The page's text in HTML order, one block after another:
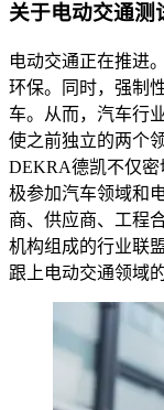
关于电动交通测
电动交通正在推进
环保。同时，强制
车。从而，汽车行
使之前独立的两个
DEKRA德凯不仅
极参加汽车领域和
商、供应商、工程
机构组成的行业联
跟上电动交通领域